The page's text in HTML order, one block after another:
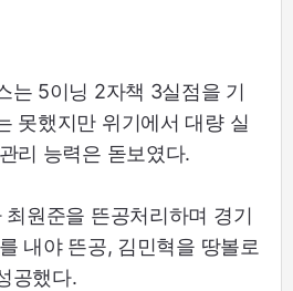
는 5이닝 2자책 3실점을 기
못했지만 위기에서 대량 실
리 능력은 돋보였다.
최원준을 뜬공처리하며 경기
내야 뜬공, 김민혁을 땅볼로
공했다.